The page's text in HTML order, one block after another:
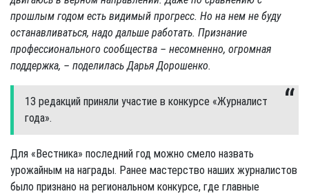
прошлым годом есть видимый прогресс. Но на нем не буду
останавливаться, надо дальше работать. Признание
профессионального сообщества – несомненно, огромная
поддержка, – поделилась Дарья Дорошенко.
13 редакций приняли участие в конкурсе «Журналист
года».
Для «Вестника» последний год можно смело назвать
урожайным на награды. Ранее мастерство наших журналистов
было признано на региональном конкурсе, где главные